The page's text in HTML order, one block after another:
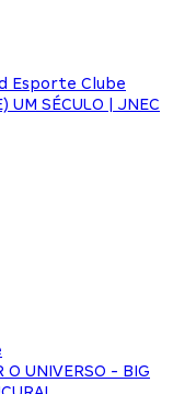
Esporte Clube
UM SÉCULO | JNEC
O UNIVERSO - BIG